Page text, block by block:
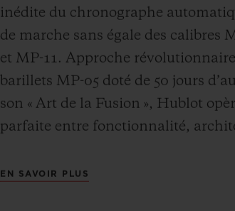
inédite du chronographe
de marche sans égale des calibres
et MP-11. Approche
barillets MP-05 doté de 50 jours
son « Art de la Fusion », Hublot
parfaite entre fonctionnalité,
EN SAVOIR PLUS